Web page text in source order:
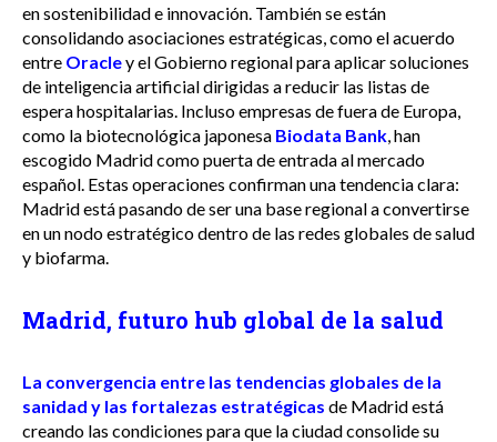
en sostenibilidad e innovación. También se están
consolidando asociaciones estratégicas, como el acuerdo
entre Oracley el Gobierno regional para aplicar soluciones
de inteligencia artificial dirigidas a reducir las listas de
espera hospitalarias. Incluso empresas de fuera de Europa,
como la biotecnológica japonesa Biodata Bank , han
escogido Madrid como puerta de entrada al mercado
español. Estas operaciones confirman una tendencia clara:
Madrid está pasando de ser una base regional a convertirse
en un nodo estratégico dentro de las redes globales de salud
y biofarma.
Madrid, futuro hub global de la salud
La convergencia entre las tendencias globales de la
sanidad y las fortalezas estratégicas de Madrid está
creando las condiciones para que la ciudad consolide su